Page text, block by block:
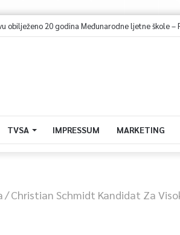
TVSA IMPRESSUM MARKETING
/Christian Schmidt Kandidat Za